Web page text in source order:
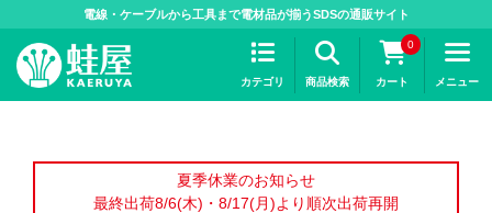
電線・ケーブルから工具まで電材品が揃うSDSの通販サイト
カテゴリ 商品検索
0
カート メニュー
夏季休業のお知らせ
最終出荷8/6(木)・8/17(月)より順次出荷再開